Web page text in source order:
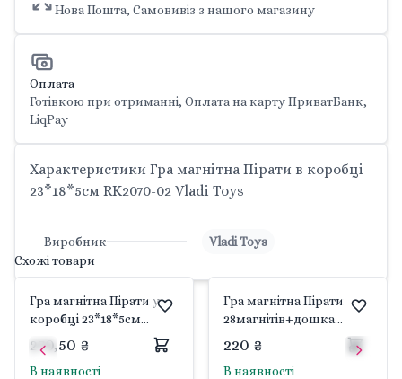
Нова Пошта, Самовивіз з нашого магазину
Оплата
Готівкою при отриманні, Оплата на карту ПриватБанк,
LiqPay
Характеристики Гра магнітна Пірати в коробці
23*18*5см RK2070-02 Vladi Toys
Виробник
Vladi Toys
Схожі товари
Гра магнітна Пірати у
коробці 23*18*5см
270,50 ₴
В наявності
Гра магнітна Пірати
28магнітів+дошка
VT3703-02 Vladi Toys
220 ₴
В наявності